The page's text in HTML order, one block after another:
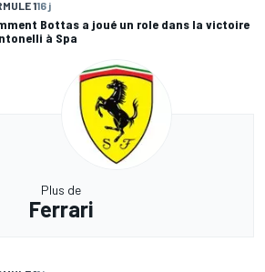
116 j
Bottas a joué un role dans la victoire
à Spa
Plus de
Ferrari